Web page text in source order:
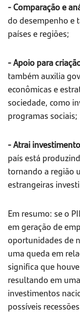
- Comparação e
do desempenho e
países e regiões;
- Apoio para
também auxilia
econômicas e
sociedade, como
programas sociais;
- Atrai
país está
tornando a região
estrangeiras
Em resumo: se o
em geração de
oportunidades de
uma queda em
significa que
resultando em
investimentos
possíveis